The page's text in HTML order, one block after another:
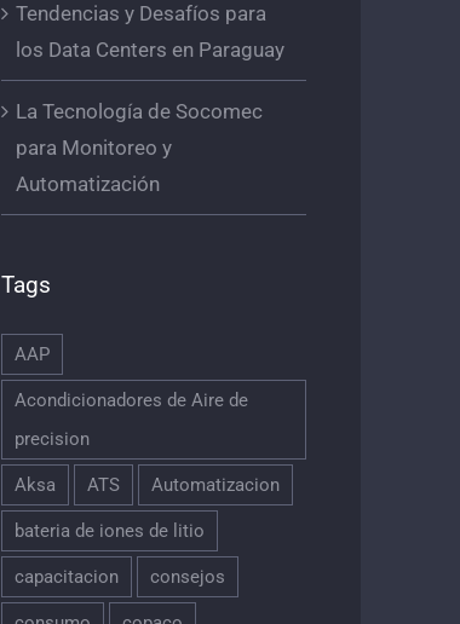
Tendencias y Desafíos para
los Data Centers en Paraguay
La Tecnología de Socomec
para Monitoreo y
Automatización
Tags
AAP
Acondicionadores de Aire de
precision
Aksa ATS Automatizacion
bateria de iones de litio
capacitacion consejos